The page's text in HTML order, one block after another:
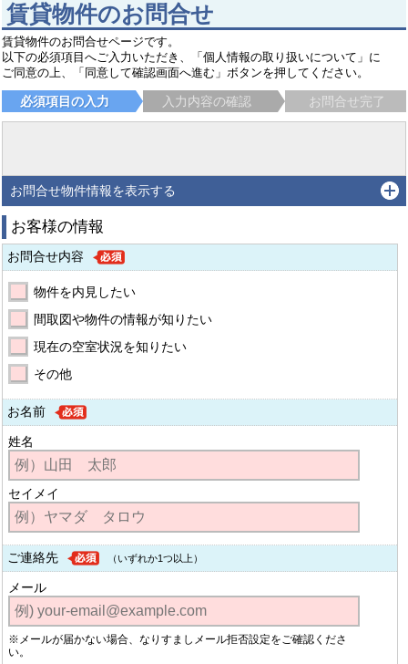
賃貸物件のお問合せ
賃貸物件のお問合せページです。
以下の必須項目へご入力いただき、「個人情報の取り扱いについて」に
ご同意の上、「同意して確認画面へ進む」ボタンを押してください。
必須項目の入力 入力内容の確認 お問合せ完了
お問合せ物件情報を表示する
お客様の情報
お問合せ内容
物件を内見したい
間取図や物件の情報が知りたい
現在の空室状況を知りたい
その他
お名前
姓名
セイメイ
ご連絡先 （いずれか1つ以上）
メール
※メールが届かない場合、なりすましメール拒否設定をご確認くださ
い。